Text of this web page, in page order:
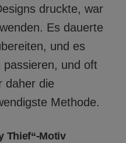
druckte, war
Es dauerte
und es
passieren, und oft
daher die
Methode.
Thief“-Motiv